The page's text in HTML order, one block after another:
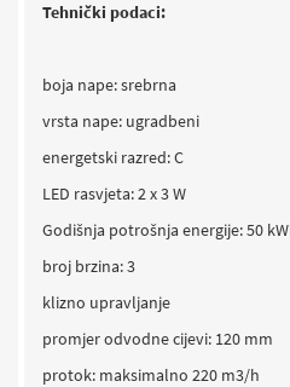
Tehnički podaci:
boja nape: srebrna
vrsta nape: ugradbeni
energetski razred: C
LED rasvjeta: 2 x 3 W
Godišnja potrošnja energije: 50
broj brzina: 3
klizno upravljanje
promjer odvodne cijevi: 120 mm
protok: maksimalno 220 m3/h